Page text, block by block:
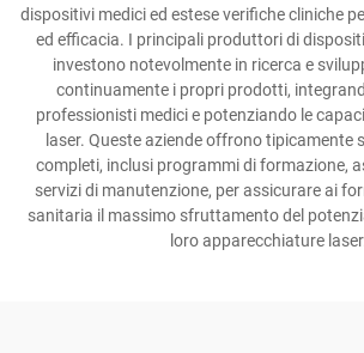
dispositivi medici ed estese verifiche cliniche
ed efficacia. I principali produttori di
investono notevolmente in ricerca e
continuamente i propri prodotti,
professionisti medici e potenziando le
laser. Queste aziende offrono tipicamente
completi, inclusi programmi di formazione,
servizi di manutenzione, per assicurare ai
sanitaria il massimo sfruttamento del
loro apparecchiature laser.